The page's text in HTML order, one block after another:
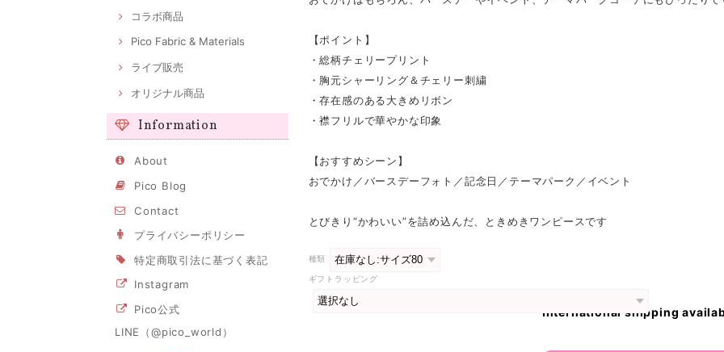
コラボ商品
Pico Fabric & Materials
ライブ販売
オリジナル商品
Information
About
Pico Blog
Contact
プライバシーポリシー
特定商取引法に基づく表記
Instagram
Pico公式
LINE（@pico_world）
【ポイント】
・総柄チェリープリント
・胸元シャーリング＆チェリー刺繍
・存在感のある大きめリボン
・襟フリルで華やかな印象
【おすすめシーン】
おでかけ／バースデーフォト／記念日／テーマパーク／イベント
とびきり“かわいい”を詰め込んだ、ときめきワンピースです
種類
ギフトラッピング
International shipping